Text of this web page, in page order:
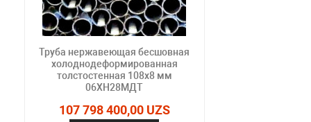
Труба нержавеющая бесшовная
холоднодеформированная
толстостенная 108х8 мм
06ХН28МДТ
107 798 400,00 UZS